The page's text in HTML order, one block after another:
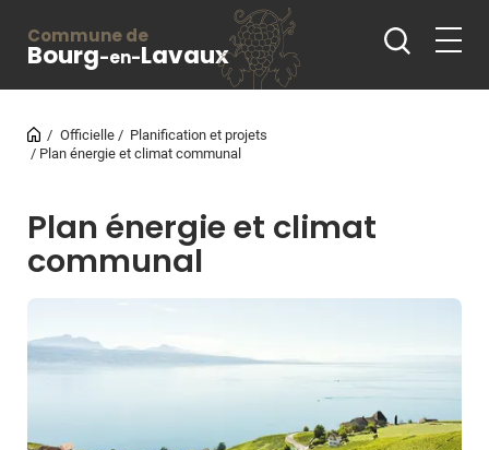
Commune de
Bourg-en-Lavaux
Officielle
Planification et projets
Plan énergie et climat communal
Plan énergie et climat
communal